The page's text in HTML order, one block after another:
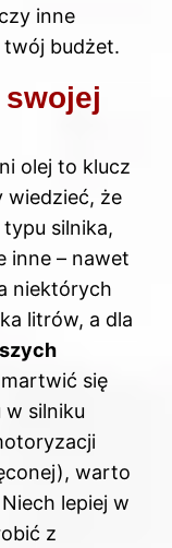
inne
twój budżet.
olej to klucz
wiedzieć, że
silnika,
inne – nawet
niektórych
litrów, a dla
się
w silniku
warto
lepiej w
z